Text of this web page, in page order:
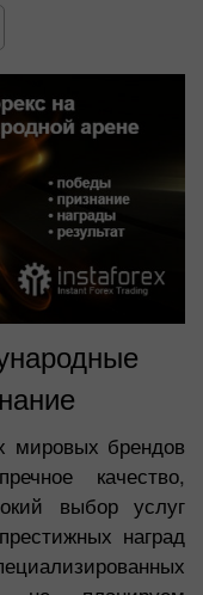
мировых брендов
качество,
выбор услуг
наград